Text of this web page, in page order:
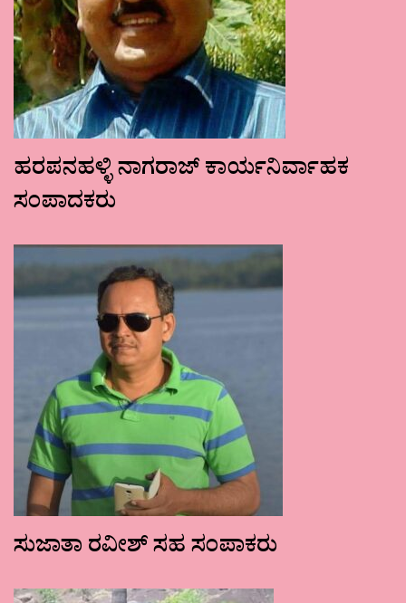
ಹರಪನಹಳ್ಳಿ ನಾಗರಾಜ್ ಕಾರ್ಯನಿರ್ವಾಹಕ
ಸಂಪಾದಕರು
ಸುಜಾತಾ ರವೀಶ್ ಸಹ ಸಂಪಾಕರು